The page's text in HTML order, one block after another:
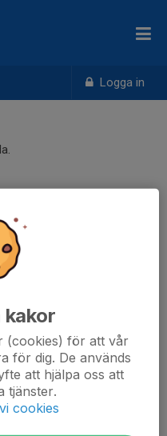
Logga in
kakor
(cookies) för att vår
för dig. De används
att hjälpa oss att
tjänster.
cookies